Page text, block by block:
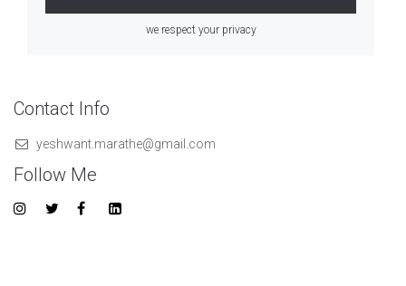
we respect your privacy
Contact Info
yeshwant.marathe@gmail.com
Follow Me